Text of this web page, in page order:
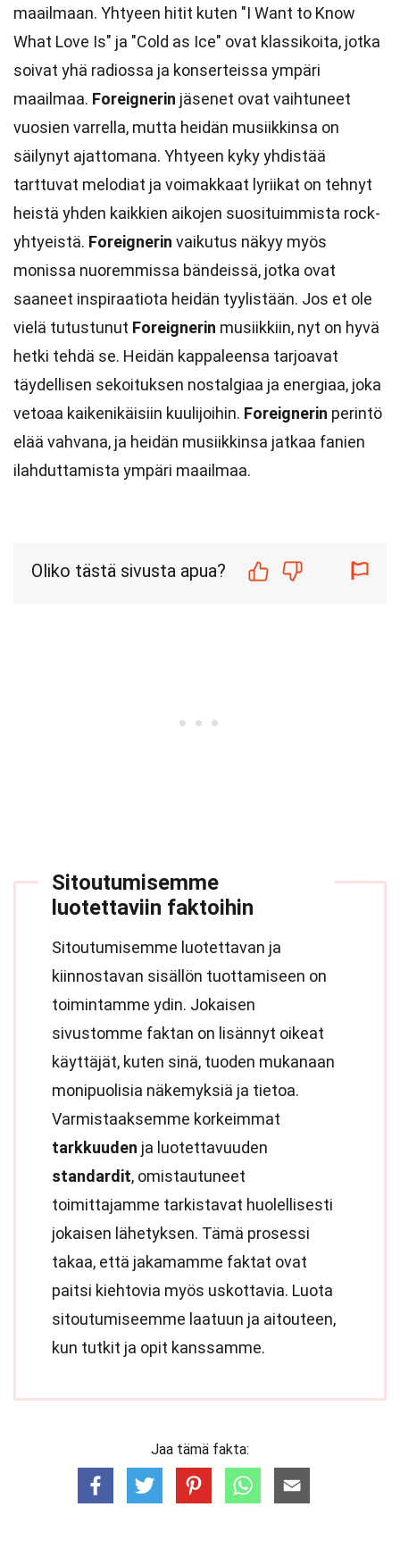
maailmaan. Yhtyeen hitit kuten "I Want to Know
What Love Is" ja "Cold as Ice" ovat klassikoita, jotka
soivat yhä radiossa ja konserteissa ympäri
maailmaa. Foreignerin jäsenet ovat vaihtuneet
vuosien varrella, mutta heidän musiikkinsa on
säilynyt ajattomana. Yhtyeen kyky yhdistää
tarttuvat melodiat ja voimakkaat lyriikat on tehnyt
heistä yhden kaikkien aikojen suosituimmista rock-
yhtyeistä. Foreignerin vaikutus näkyy myös
monissa nuoremmissa bändeissä, jotka ovat
saaneet inspiraatiota heidän tyylistään. Jos et ole
vielä tutustunut Foreignerin musiikkiin, nyt on hyvä
hetki tehdä se. Heidän kappaleensa tarjoavat
täydellisen sekoituksen nostalgiaa ja energiaa, joka
vetoaa kaikenikäisiin kuulijoihin. Foreignerin perintö
elää vahvana, ja heidän musiikkinsa jatkaa fanien
ilahduttamista ympäri maailmaa.
Oliko tästä sivusta apua?
Sitoutumisemme
luotettaviin faktoihin
Sitoutumisemme luotettavan ja
kiinnostavan sisällön tuottamiseen on
toimintamme ydin. Jokaisen
sivustomme faktan on lisännyt oikeat
käyttäjät, kuten sinä, tuoden mukanaan
monipuolisia näkemyksiä ja tietoa.
Varmistaaksemme korkeimmat
tarkkuuden ja luotettavuuden
standardit, omistautuneet
toimittajamme tarkistavat huolellisesti
jokaisen lähetyksen. Tämä prosessi
takaa, että jakamamme faktat ovat
paitsi kiehtovia myös uskottavia. Luota
sitoutumiseemme laatuun ja aitouteen,
kun tutkit ja opit kanssamme.
Jaa tämä fakta: